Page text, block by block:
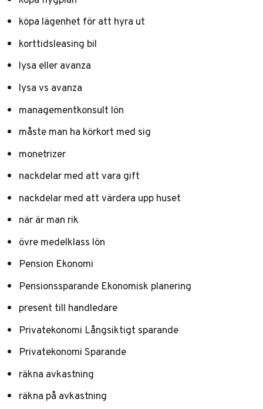
köpa lägenhet för att hyra ut
korttidsleasing bil
lysa eller avanza
lysa vs avanza
managementkonsult lön
måste man ha körkort med sig
monetrizer
nackdelar med att vara gift
nackdelar med att värdera upp huset
när är man rik
övre medelklass lön
Pension Ekonomi
Pensionssparande Ekonomisk planering
present till handledare
Privatekonomi Långsiktigt sparande
Privatekonomi Sparande
räkna avkastning
räkna på avkastning